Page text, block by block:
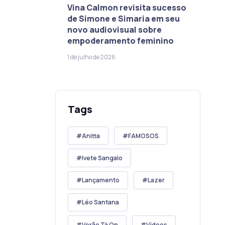
Vina Calmon revisita sucesso
de Simone e Simaria em seu
novo audiovisual sobre
empoderamento feminino
1 de julho de 2026
Tags
Anitta FAMOSOS
Ivete Sangalo
Lançamento Lazer
Léo Santana